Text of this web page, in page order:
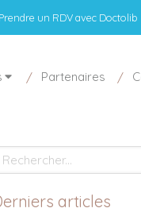
Prendre un RDV avec Doctolib
Partenaires
articles